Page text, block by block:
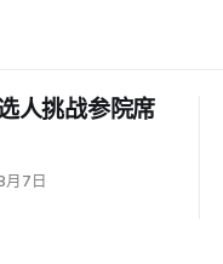
人挑战参院席
7日